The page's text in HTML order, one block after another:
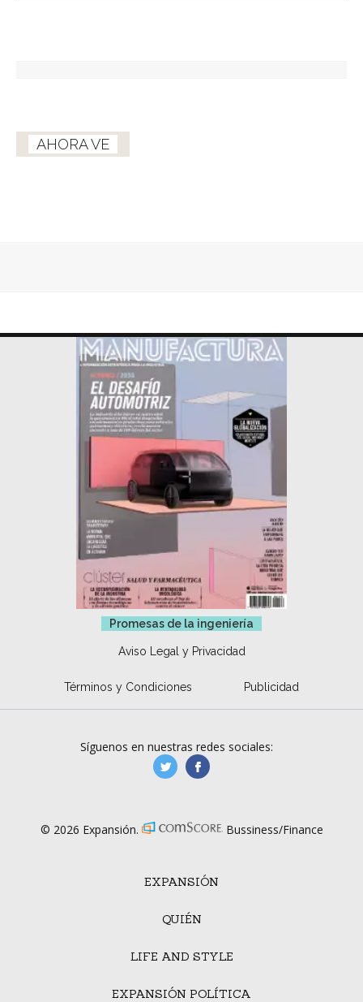
AHORA VE
Promesas de la ingeniería
Aviso Legal y Privacidad
Términos y Condiciones Publicidad
EXPANSIÓN
QUIÉN
LIFE AND STYLE
EXPANSIÓN POLÍTICA
Síguenos en nuestras redes sociales:
manufacturaGE
© 2026 Expansión. Bussiness/Finance